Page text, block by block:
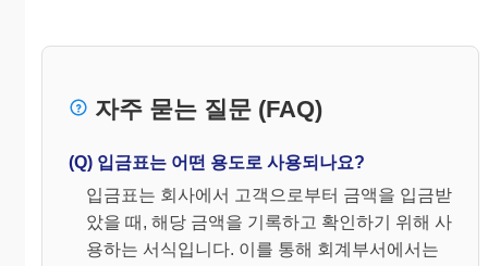
자주 묻는 질문 (FAQ)
(Q) 입금표는 어떤 용도로 사용되나요?
입금표는 회사에서 고객으로부터 금액을 입금받
았을 때, 해당 금액을 기록하고 확인하기 위해 사
용하는 서식입니다. 이를 통해 회계부서에서는